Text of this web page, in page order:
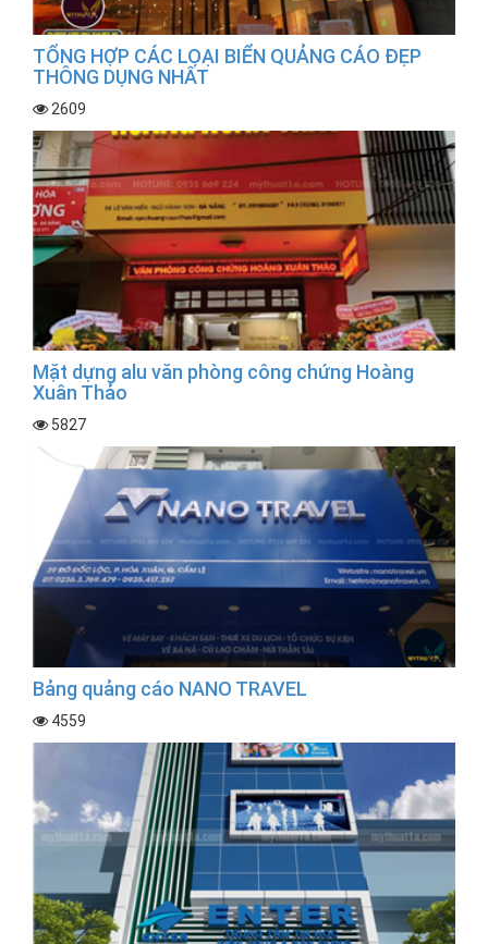
TỔNG HỢP CÁC LOẠI BIỂN QUẢNG CÁO ĐẸP
THÔNG DỤNG NHẤT
2609
Mặt dựng alu văn phòng công chứng Hoàng
Xuân Thảo
5827
Bảng quảng cáo NANO TRAVEL
4559